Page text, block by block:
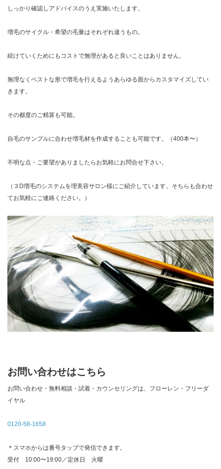
しっかり確認しアドバイスのうえ実施いたします。
増毛のサイクル・希望の毛量はそれぞれ違うもの。
続けていくためにもコストで無理があると良いことはありません。
無理なくベストな形で増毛を行えるようあらゆる面からカスタマイズしてい
きます。
その都度のご精算も可能。
自毛のサンプルに合わせ増毛材を作成することも可能です。（400本〜）
不明な点・ご要望がありましたらお気軽にお問合せ下さい。
（３D増毛のシステムを理美容サロン様にご紹介しています。そちらも合わせ
てお気軽にご連絡ください。）
お問い合わせはこちら
お問い合わせ・無料相談・試着・カウンセリングは、フローレン・フリーダ
イヤル
0120-58-1658
＊スマホからは番号タップで発信できます。
受付 10:00〜19:00／定休日 火曜